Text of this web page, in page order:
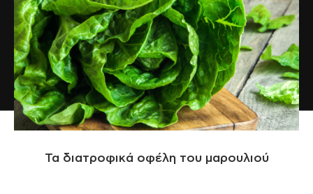
Τα διατροφικά οφέλη του μαρουλιού